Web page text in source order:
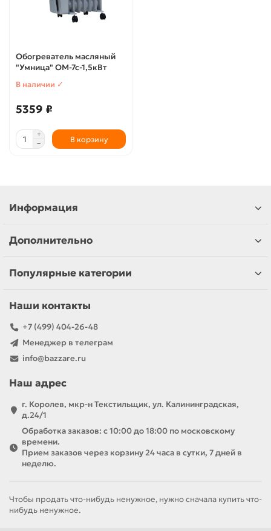
Обогреватель масляный
"Умница" ОМ-7с-1,5кВт
В наличии ✓
5359 ₽
В корзину
Информация
Дополнительно
Популярные категории
Наши контакты
+7 (499) 404-26-48
Менеджер в телеграм
info@bazzare.ru
Наш адрес
г. Королев, мкр-н Текстильщик, ул. Калининградская,
д.24/1
Обработка заказов: с 10:00 до 18:00 по московскому
времени.
Прием заказов через корзину 24 часа в сутки, 7 дней в
неделю.
Чтобы продать что-нибудь ненужное, нужно сначала купить что-
нибудь ненужное.